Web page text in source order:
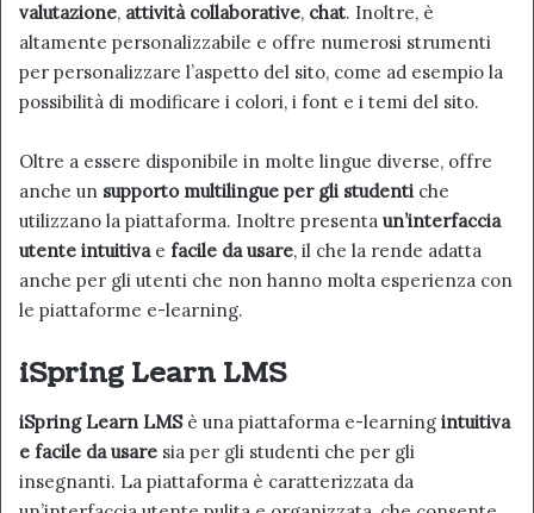
valutazione, attività collaborative, chat. Inoltre, è
altamente personalizzabile e offre numerosi strumenti
per personalizzare l’aspetto del sito, come ad esempio la
possibilità di modificare i colori, i font e i temi del sito.
Oltre a essere disponibile in molte lingue diverse, offre
anche un supporto multilingue per gli studenti che
utilizzano la piattaforma. Inoltre presenta un’interfaccia
utente intuitivae facile da usare, il che la rende adatta
anche per gli utenti che non hanno molta esperienza con
le piattaforme e-learning.
iSpring Learn LMS
iSpring Learn LMSè una piattaforma e-learning intuitiva
e facile da usare sia per gli studenti che per gli
insegnanti. La piattaforma è caratterizzata da